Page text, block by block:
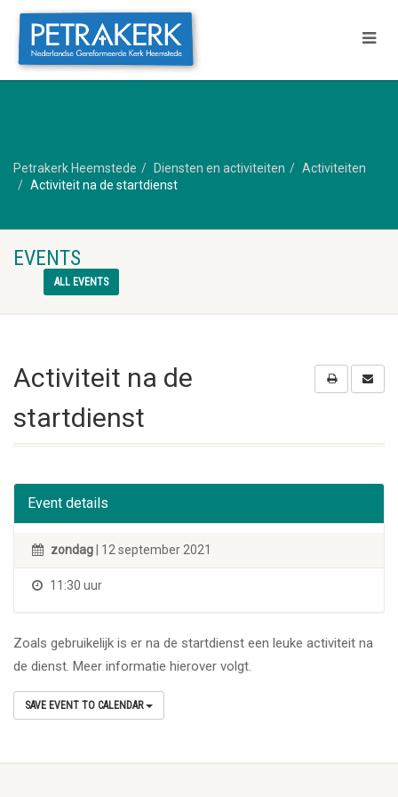
Petrakerk Heemstede Diensten en activiteiten
Activiteiten
Activiteit na de startdienst
EVENTS
ALL EVENTS
Activiteit na de
startdienst
Event details
zondag | 12 september 2021
11:30 uur
Zoals gebruikelijk is er na de startdienst een leuke activiteit na
de dienst. Meer informatie hierover volgt.
SAVE EVENT TO CALENDAR